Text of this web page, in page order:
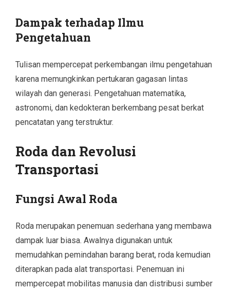
Dampak terhadap Ilmu
Pengetahuan
Tulisan mempercepat perkembangan ilmu pengetahuan
karena memungkinkan pertukaran gagasan lintas
wilayah dan generasi. Pengetahuan matematika,
astronomi, dan kedokteran berkembang pesat berkat
pencatatan yang terstruktur.
Roda dan Revolusi
Transportasi
Fungsi Awal Roda
Roda merupakan penemuan sederhana yang membawa
dampak luar biasa. Awalnya digunakan untuk
memudahkan pemindahan barang berat, roda kemudian
diterapkan pada alat transportasi. Penemuan ini
mempercepat mobilitas manusia dan distribusi sumber